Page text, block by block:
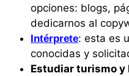
opciones: blogs,
dedicarnos al
Intérprete: esta es
conocidas y
Estudiar turismo y